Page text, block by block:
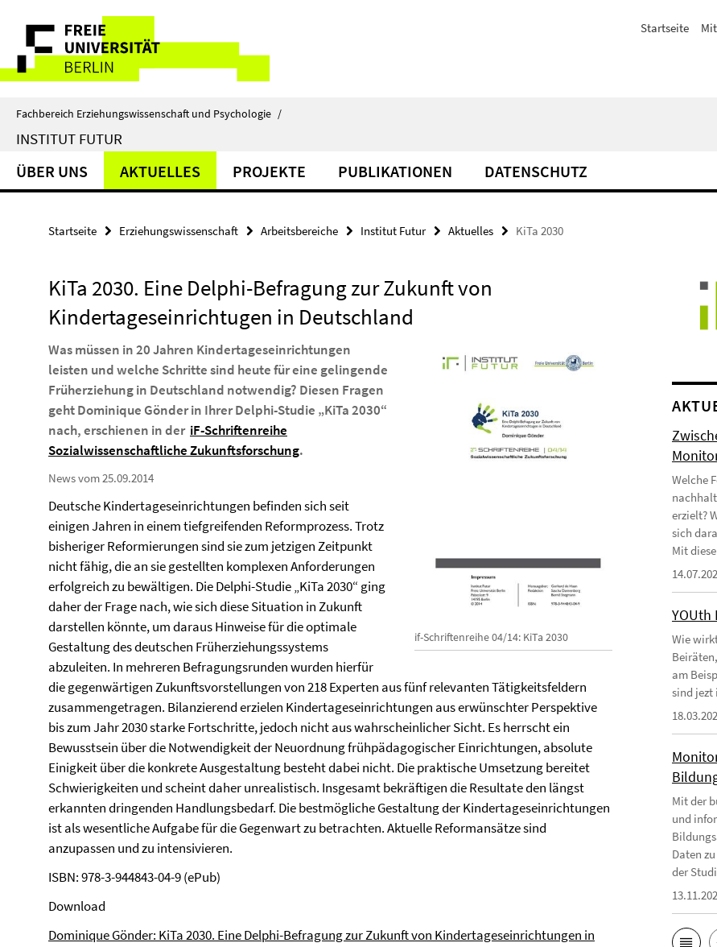
direkt
Inhalt
Service-
Navigation
Startseite
Fachbereich Erziehungswissenschaft und Psychologie /
INSTITUT FUTUR
ÜBER UNS AKTUELLES PROJEKTE PUBLIKATIONEN DATENSCHUTZ
Startseite Erziehungswissenschaft Arbeitsbereiche Institut Futur Aktuelles KiTa 2030
KiTa 2030. Eine Delphi-Befragung zur Zukunft von
Kindertageseinrichtugen in Deutschland
if-Schriftenreihe 04/14: KiTa 2030
Was müssen in 20 Jahren Kindertageseinrichtungen
leisten und welche Schritte sind heute für eine gelingende
Früherziehung in Deutschland notwendig? Diesen Fragen
geht Dominique Gönder in Ihrer Delphi-Studie „KiTa 2030“
nach, erschienen in der iF-Schriftenreihe
Sozialwissenschaftliche Zukunftsforschung.
News vom 25.09.2014
Deutsche Kindertageseinrichtungen befinden sich seit
einigen Jahren in einem tiefgreifenden Reformprozess. Trotz
bisheriger Reformierungen sind sie zum jetzigen Zeitpunkt
nicht fähig, die an sie gestellten komplexen Anforderungen
erfolgreich zu bewältigen. Die Delphi-Studie „KiTa 2030“ ging
daher der Frage nach, wie sich diese Situation in Zukunft
darstellen könnte, um daraus Hinweise für die optimale
Gestaltung des deutschen Früherziehungssystems
abzuleiten. In mehreren Befragungsrunden wurden hierfür
die gegenwärtigen Zukunftsvorstellungen von 218 Experten aus fünf relevanten Tätigkeitsfeldern
zusammengetragen. Bilanzierend erzielen Kindertageseinrichtungen aus erwünschter Perspektive
bis zum Jahr 2030 starke Fortschritte, jedoch nicht aus wahrscheinlicher Sicht. Es herrscht ein
Bewusstsein über die Notwendigkeit der Neuordnung frühpädagogischer Einrichtungen, absolute
Einigkeit über die konkrete Ausgestaltung besteht dabei nicht. Die praktische Umsetzung bereitet
Schwierigkeiten und scheint daher unrealistisch. Insgesamt bekräftigen die Resultate den längst
erkannten dringenden Handlungsbedarf. Die bestmögliche Gestaltung der Kindertageseinrichtungen
ist als wesentliche Aufgabe für die Gegenwart zu betrachten. Aktuelle Reformansätze sind
anzupassen und zu intensivieren.
ISBN: 978-3-944843-04-9 (ePub)
Download
Dominique Gönder: KiTa 2030. Eine Delphi-Befragung zur Zukunft von Kindertageseinrichtungen in
Welche
erzielt?
sich
Mit
YOUth
Wie
am
sind jezt
Mit der
und
Daten
der